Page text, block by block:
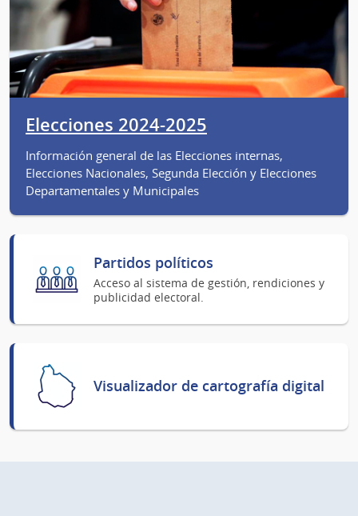
Elecciones 2024-2025
Información general de las Elecciones internas,
Elecciones Nacionales, Segunda Elección y Elecciones
Departamentales y Municipales
Partidos políticos
Acceso al sistema de gestión, rendiciones y
publicidad electoral.
Visualizador de cartografía digital